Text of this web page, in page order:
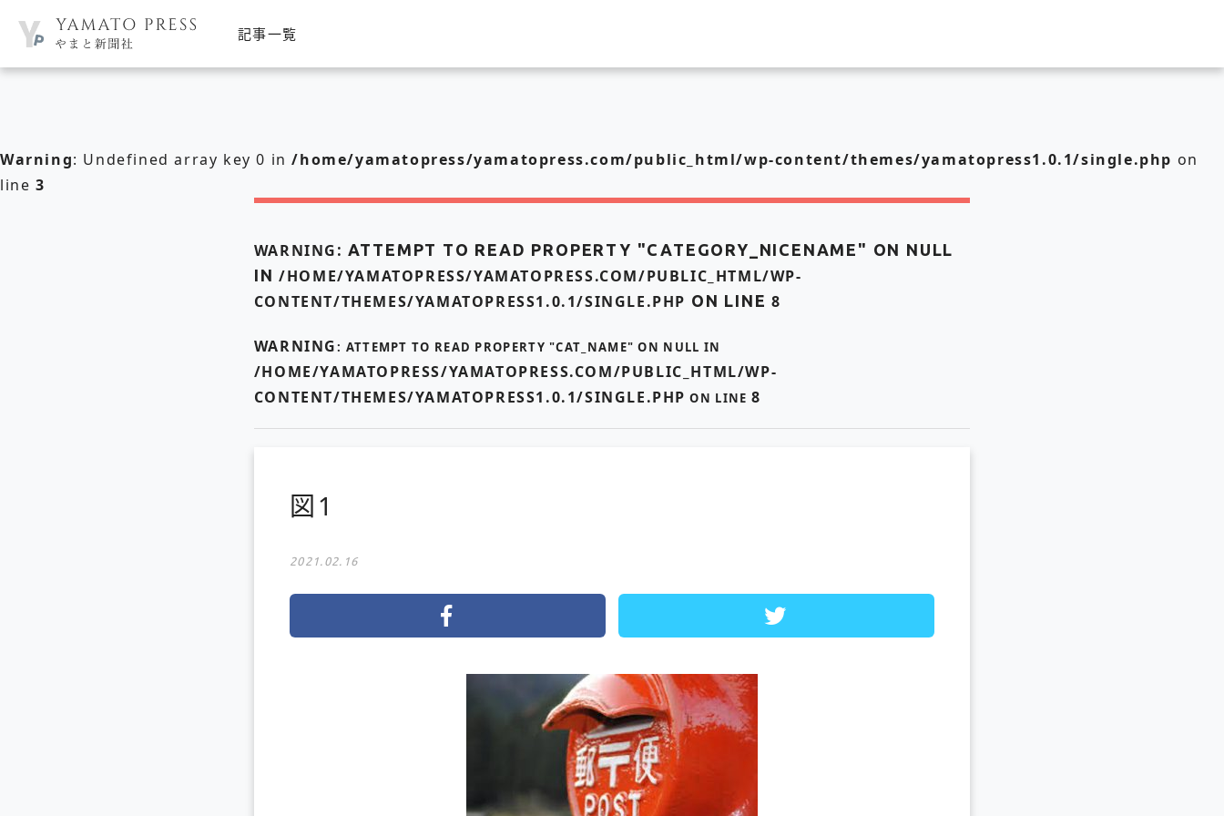
記事一覧
Warning: Undefined array key 0 in/home/yamatopress/yamatopress.com/public_html/wp-content/themes/yamatopress1.0.1/single.php on
line 3
WARNING : ATTEMPT TO READ PROPERTY "CATEGORY_NICENAME" ON NULL
IN/HOME/YAMATOPRESS/YAMATOPRESS.COM/PUBLIC_HTML/WP-
CONTENT/THEMES/YAMATOPRESS1.0.1/SINGLE.PHP ON LINE8
WARNING: ATTEMPT TO READ PROPERTY "CAT_NAME" ON NULL IN
/HOME/YAMATOPRESS/YAMATOPRESS.COM/PUBLIC_HTML/WP-
CONTENT/THEMES/YAMATOPRESS1.0.1/SINGLE.PHP ON LINE 8
図1
2021.02.16